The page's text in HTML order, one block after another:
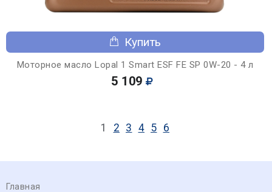
Купить
Моторное масло Lopal 1 Smart ESF FE SP 0W-20 - 4 л
5 109
1 2 3 4 5 6
Главная